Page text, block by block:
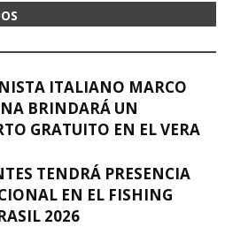
ITALIANO MARCO
BRINDARÁ UN
GRATUITO EN EL VERA
TENDRÁ PRESENCIA
EN EL FISHING
2026